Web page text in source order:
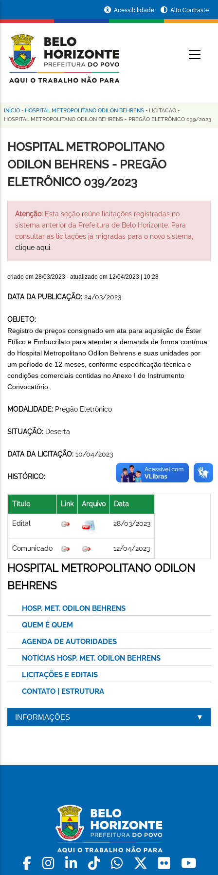
conteúdo
principal
da
Prefeitura
de
Horizonte
Acessibilidade Alto Contraste
Trilha
navegação
INÍCIO - HOSPITAL METROPOLITANO ODILON BEHRENS - LICITACAO -
HOSPITAL METROPOLITANO ODILON BEHRENS - PREGÃO ELETRÔNICO 039/2023
HOSPITAL METROPOLITANO
ODILON BEHRENS - PREGÃO
ELETRÔNICO 039/2023
Atenção: Esta seção reúne licitações registradas no
sistema anterior da Prefeitura de Belo Horizonte. Para
consultar as licitações já migradas para o novo sistema,
clique aqui.
criado em 28/03/2023 - atualizado em 12/04/2023 | 10:28
DATA DA PUBLICAÇÃO: 24/03/2023
OBJETO:
Registro de preços consignado em ata para aquisição de Éster
Etílico e Embucrilato para atender a demanda de forma contínua
do Hospital Metropolitano Odilon Behrens e suas unidades por
um período de 12 meses, conforme especificação técnica e
condições comerciais contidas no Anexo I do Instrumento
Convocatório.
MODALIDADE: Pregão Eletrônico
SITUAÇÃO: Deserta
DATA DA LICITAÇÃO: 10/04/2023
HISTÓRICO:
Título Link Arquivo Data
Edital 28/03/2023
Comunicado 12/04/2023
HOSPITAL METROPOLITANO ODILON
BEHRENS
HOSP. MET. ODILON BEHRENS
QUEM É QUEM
AGENDA DE AUTORIDADES
NOTÍCIAS HOSP. MET. ODILON BEHRENS
LICITAÇÕES E EDITAIS
CONTATO | ESTRUTURA
INFORMAÇÕES
Facebook
Instagram
LinkedinTiktokWhatsapp
X Flickr